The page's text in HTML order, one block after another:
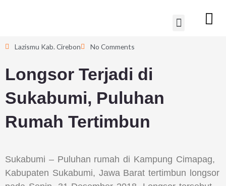
Menu
Lazismu Kab. Cirebon No Comments
Longsor Terjadi di
Sukabumi, Puluhan
Rumah Tertimbun
Sukabumi – Puluhan rumah di Kampung Cimapag,
Kabupaten Sukabumi, Jawa Barat tertimbun longsor